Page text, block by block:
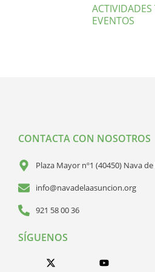
ACTIVIDADES
EVENTOS
CONTACTA CON NOSOTROS
Plaza Mayor nº1 (40450) Nava
info@navadelaasuncion.org
921 58 00 36
SÍGUENOS